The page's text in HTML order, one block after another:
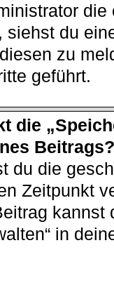
siehst du
zu
geführt.
die
Beitrags?
du die
Zeitpunkt
kannst
in